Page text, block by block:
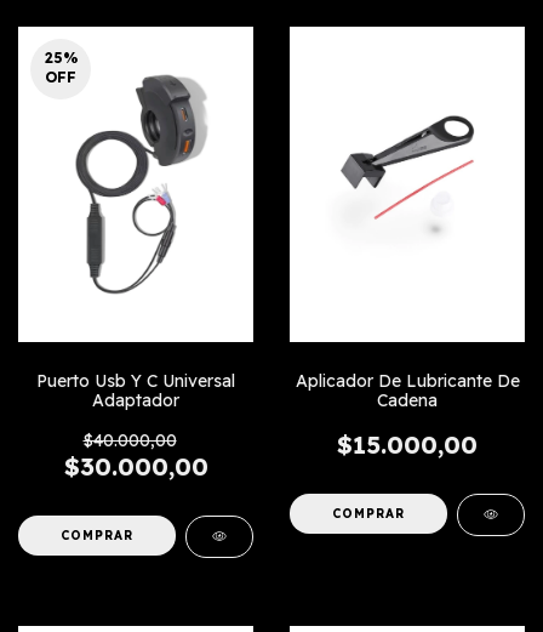
25%
OFF
Puerto Usb Y C Universal
Adaptador
$40.000,00
$30.000,00
Aplicador De Lubricante De
Cadena
$15.000,00